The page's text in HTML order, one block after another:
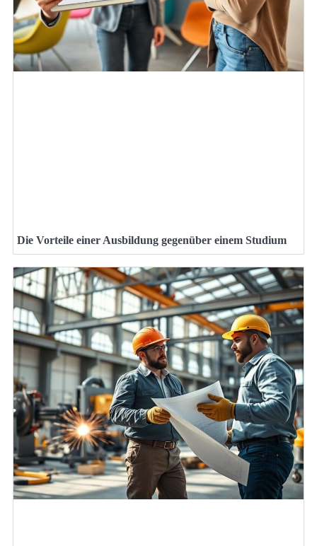
Die Vorteile einer Ausbildung gegenüber einem Studium